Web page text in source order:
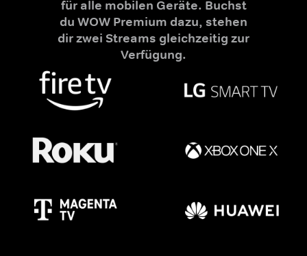
für alle mobilen Geräte. Buchst
du WOW Premium dazu, stehen
dir zwei Streams gleichzeitig zur
Verfügung.